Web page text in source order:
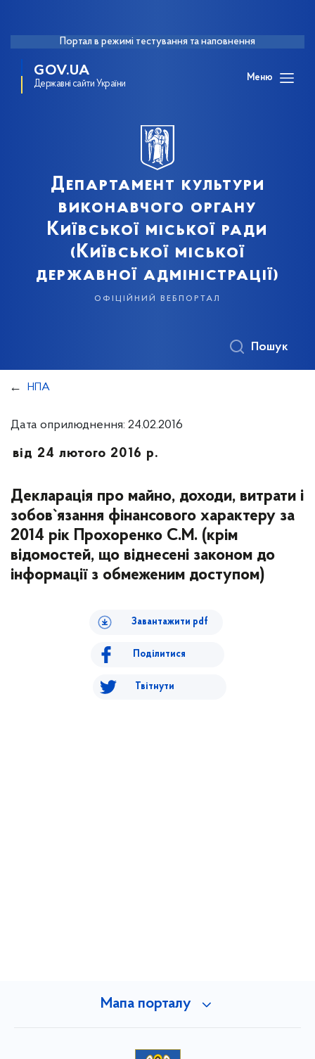
Портал в режимі тестування та наповнення
GOV.UA
Державні сайти України
Меню
Департамент культури
виконавчого органу
Київської міської ради
(Київської міської
державної адміністрації)
офіційний вебпортал
Пошук
НПА
Дата оприлюднення: 24.02.2016
від 24 лютого 2016 р.
Декларація про майно, доходи, витрати і
зобов`язання фінансового характеру за
2014 рік Прохоренко С.М. (крім
відомостей, що віднесені законом до
інформації з обмеженим доступом)
Завантажити pdf
Поділитися
Твітнути
Мапа порталу